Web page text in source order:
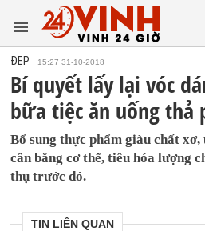
ĐẸP 15:27 31-10-2018
Bí quyết lấy lại vóc
bữa tiệc ăn uống thả
Bổ sung thực phẩm giàu chất xơ,
cân bằng cơ thể, tiêu hóa lượng
thụ trước đó.
TIN LIÊN QUAN